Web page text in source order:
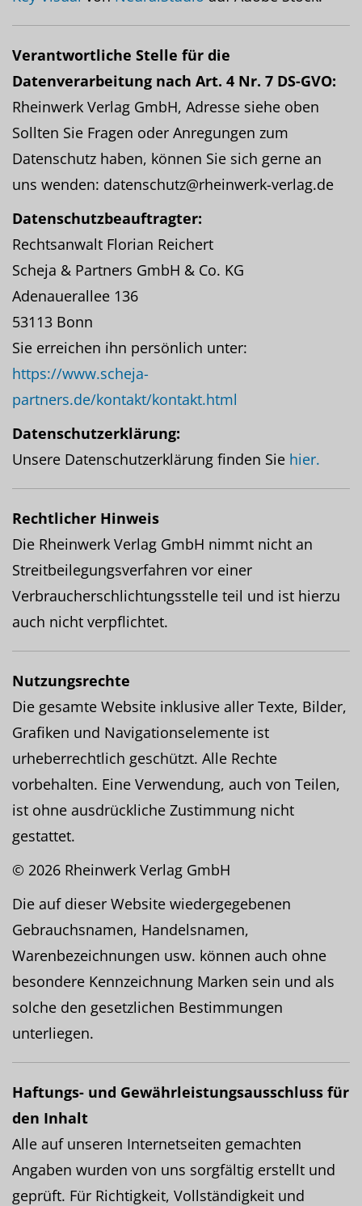
Verantwortliche Stelle für die
Datenverarbeitung nach Art. 4 Nr. 7 DS-GVO:
Rheinwerk Verlag GmbH, Adresse siehe oben
Sollten Sie Fragen oder Anregungen zum
Datenschutz haben, können Sie sich gerne an
uns wenden: datenschutz@rheinwerk-verlag.de
Datenschutzbeauftragter:
Rechtsanwalt Florian Reichert
Scheja & Partners GmbH & Co. KG
Adenauerallee 136
53113 Bonn
Sie erreichen ihn persönlich unter:
https://www.scheja-
partners.de/kontakt/kontakt.html
Datenschutzerklärung:
Unsere Datenschutzerklärung finden Sie hier.
Rechtlicher Hinweis
Die Rheinwerk Verlag GmbH nimmt nicht an
Streitbeilegungsverfahren vor einer
Verbraucherschlichtungsstelle teil und ist hierzu
auch nicht verpflichtet.
Nutzungsrechte
Die gesamte Website inklusive aller Texte, Bilder,
Grafiken und Navigationselemente ist
urheberrechtlich geschützt. Alle Rechte
vorbehalten. Eine Verwendung, auch von Teilen,
ist ohne ausdrückliche Zustimmung nicht
gestattet.
© 2026 Rheinwerk Verlag GmbH
Die auf dieser Website wiedergegebenen
Gebrauchsnamen, Handelsnamen,
Warenbezeichnungen usw. können auch ohne
besondere Kennzeichnung Marken sein und als
solche den gesetzlichen Bestimmungen
unterliegen.
Haftungs- und Gewährleistungsausschluss für
den Inhalt
Alle auf unseren Internetseiten gemachten
Angaben wurden von uns sorgfältig erstellt und
geprüft. Für Richtigkeit, Vollständigkeit und